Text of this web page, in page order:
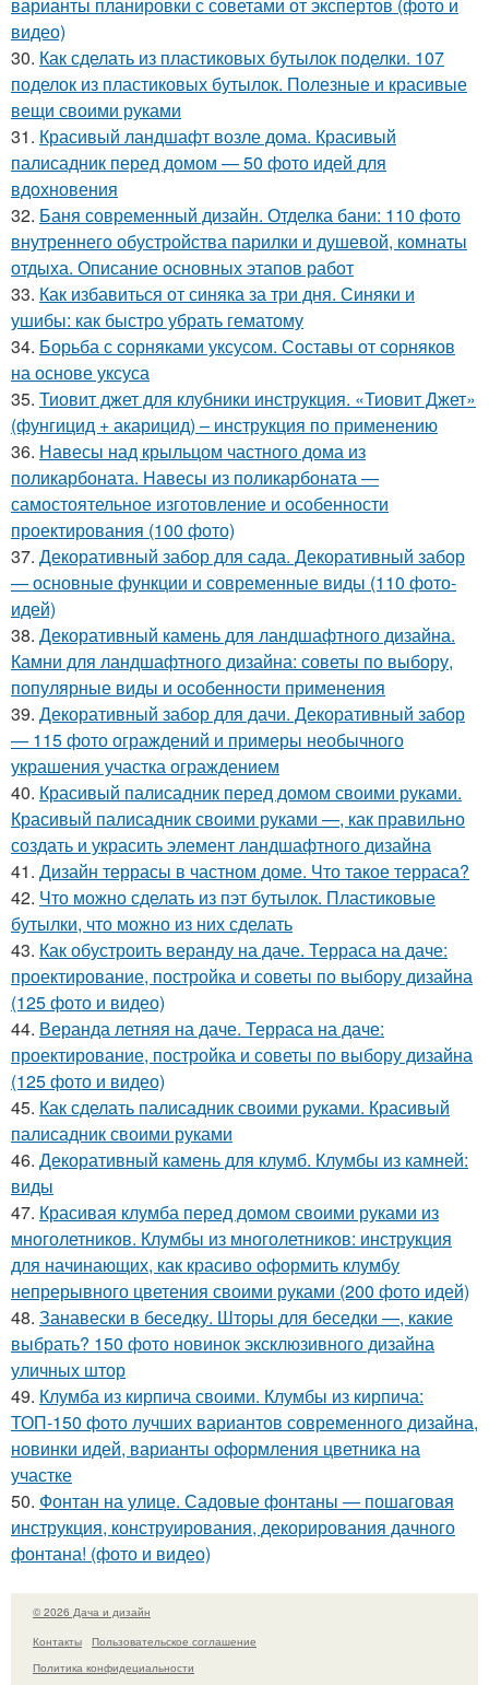
видео)
30. Как сделать из пластиковых бутылок поделки. 107
поделок из пластиковых бутылок. Полезные и красивые
вещи своими руками
31. Красивый ландшафт возле дома. Красивый
палисадник перед домом — 50 фото идей для
вдохновения
32. Баня современный дизайн. Отделка бани: 110 фото
внутреннего обустройства парилки и душевой, комнаты
отдыха. Описание основных этапов работ
33. Как избавиться от синяка за три дня. Синяки и
ушибы: как быстро убрать гематому
34. Борьба с сорняками уксусом. Составы от сорняков
на основе уксуса
35. Тиовит джет для клубники инструкция. «Тиовит Джет»
(фунгицид + акарицид) – инструкция по применению
36. Навесы над крыльцом частного дома из
поликарбоната. Навесы из поликарбоната —
самостоятельное изготовление и особенности
проектирования (100 фото)
37. Декоративный забор для сада. Декоративный забор
— основные функции и современные виды (110 фото-
идей)
38. Декоративный камень для ландшафтного дизайна.
Камни для ландшафтного дизайна: советы по выбору,
популярные виды и особенности применения
39. Декоративный забор для дачи. Декоративный забор
— 115 фото ограждений и примеры необычного
украшения участка ограждением
40. Красивый палисадник перед домом своими руками.
Красивый палисадник своими руками —, как правильно
создать и украсить элемент ландшафтного дизайна
41. Дизайн террасы в частном доме. Что такое терраса?
42. Что можно сделать из пэт бутылок. Пластиковые
бутылки, что можно из них сделать
43. Как обустроить веранду на даче. Терраса на даче:
проектирование, постройка и советы по выбору дизайна
(125 фото и видео)
44. Веранда летняя на даче. Терраса на даче:
проектирование, постройка и советы по выбору дизайна
(125 фото и видео)
45. Как сделать палисадник своими руками. Красивый
палисадник своими руками
46. Декоративный камень для клумб. Клумбы из камней:
виды
47. Красивая клумба перед домом своими руками из
многолетников. Клумбы из многолетников: инструкция
для начинающих, как красиво оформить клумбу
непрерывного цветения своими руками (200 фото идей)
48. Занавески в беседку. Шторы для беседки —, какие
выбрать? 150 фото новинок эксклюзивного дизайна
уличных штор
49. Клумба из кирпича своими. Клумбы из кирпича:
ТОП-150 фото лучших вариантов современного дизайна,
новинки идей, варианты оформления цветника на
участке
50. Фонтан на улице. Садовые фонтаны — пошаговая
инструкция, конструирования, декорирования дачного
фонтана! (фото и видео)
© 2026 Дача и дизайн
Контакты
Пользовательское соглашение
Политика конфидециальности